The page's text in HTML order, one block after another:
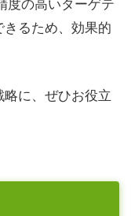
るため、効果的
に、ぜひお役立